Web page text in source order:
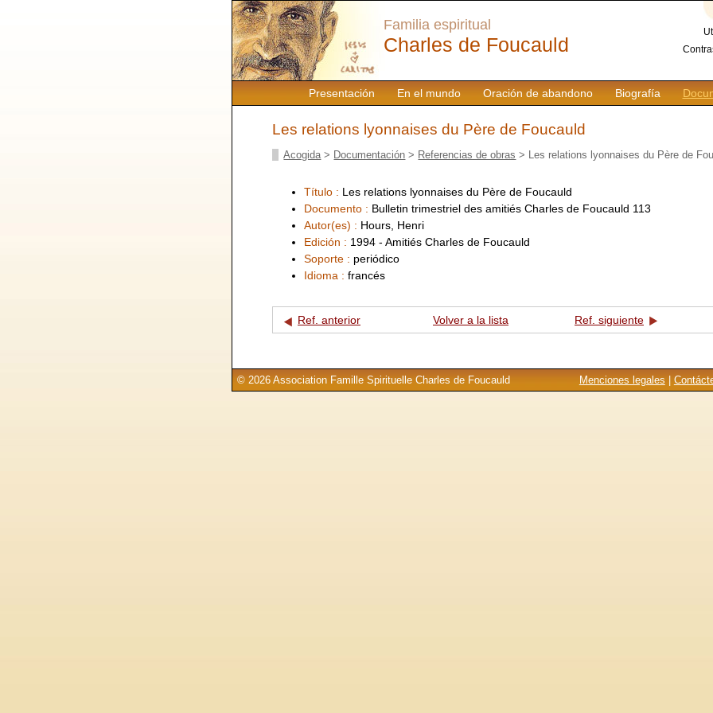
Presentación En el mundo Oración de abandono Biografía
Familia espiritual
Charles de Foucauld
Les relations lyonnaises du Père de Foucauld
Acogida > Documentación > Referencias de obras > Les relations lyonnaises du Père de
Título : Les relations lyonnaises du Père de Foucauld
Documento : Bulletin trimestriel des amitiés Charles de Foucauld 113
Autor(es) : Hours, Henri
Edición : 1994 - Amitiés Charles de Foucauld
Soporte : periódico
Idioma : francés
Ref. anterior Volver a la lista Ref. siguiente
Menciones legales
© 2026 Association Famille Spirituelle Charles de Foucauld